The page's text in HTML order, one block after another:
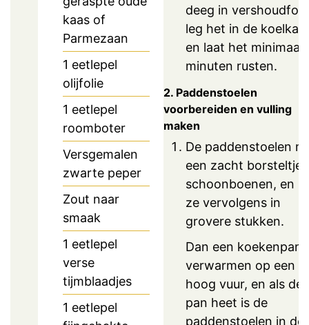
kaas of
Parmezaan
1 eetlepel
olijfolie
1 eetlepel
roomboter
Versgemalen
zwarte peper
Zout naar
smaak
1 eetlepel
verse
tijmblaadjes
1 eetlepel
deeg in
leg het in de koelkast
en laat het minimaal
minuten rusten.
2. Paddenstoelen
voorbereiden en vulling
maken
De paddenstoelen
een zacht borsteltje
schoonboenen, en
ze vervolgens in
grovere stukken.
Dan een koekenpan
verwarmen op een
hoog vuur, en als de
pan heet is de
paddenstoelen in de